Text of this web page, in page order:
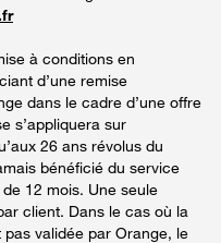
à conditions en
d’une remise
dans le cadre d’une offre
s’appliquera sur
26 ans révolus du
bénéficié du service
12 mois. Une seule
client. Dans le cas où la
validée par Orange, le